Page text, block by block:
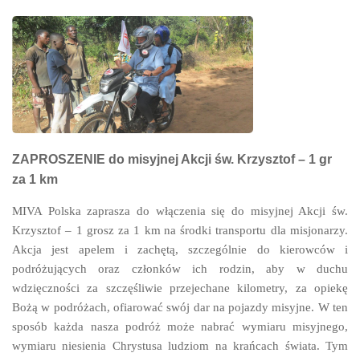
ZAPROSZENIE do misyjnej Akcji św. Krzysztof – 1 gr
za 1 km
MIVA Polska zaprasza do włączenia się do misyjnej Akcji św.
Krzysztof – 1 grosz za 1 km na środki transportu dla misjonarzy.
Akcja jest apelem i zachętą, szczególnie do kierowców i
podróżujących oraz członków ich rodzin, aby w duchu
wdzięczności za szczęśliwie przejechane kilometry, za opiekę
Bożą w podróżach, ofiarować swój dar na pojazdy misyjne. W ten
sposób każda nasza podróż może nabrać wymiaru misyjnego,
wymiaru niesienia Chrystusa ludziom na krańcach świata. Tym